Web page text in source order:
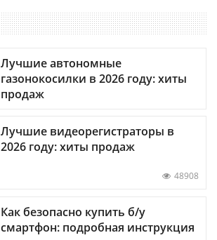
Лучшие автономные
газонокосилки в 2026 году: хиты
продаж
Лучшие видеорегистраторы в
2026 году: хиты продаж
48908
Как безопасно купить б/у
смартфон: подробная инструкция